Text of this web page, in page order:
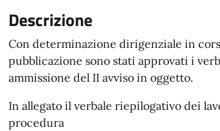
Descrizione
Con determinazione dirigenziale in
pubblicazione sono stati approvati i
ammissione del II avviso in oggetto.
In allegato il verbale riepilogativo dei
procedura